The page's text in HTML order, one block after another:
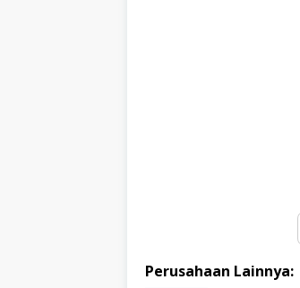
Perusahaan Lainnya: